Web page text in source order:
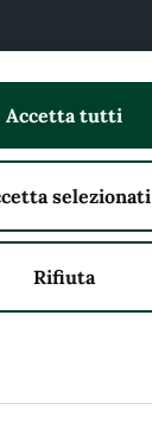
Accetta tutti
selezionati
Rifiuta